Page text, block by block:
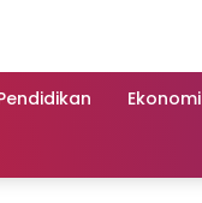
Ekonomi